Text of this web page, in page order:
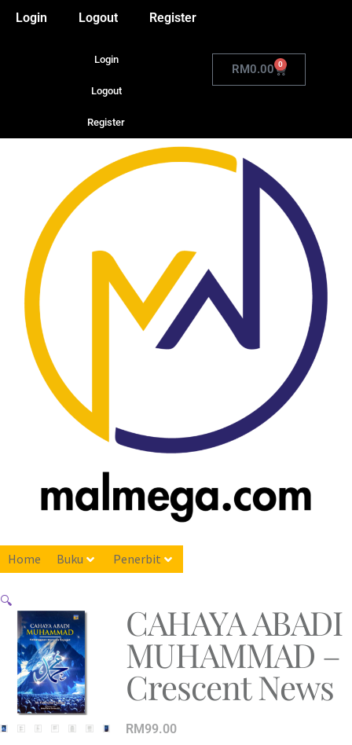
Login Logout Register
Login
Logout
Register
RM0.00 0
Home Buku Penerbit
🔍 CAHAYA ABADI
MUHAMMAD –
Crescent News
RM99.00